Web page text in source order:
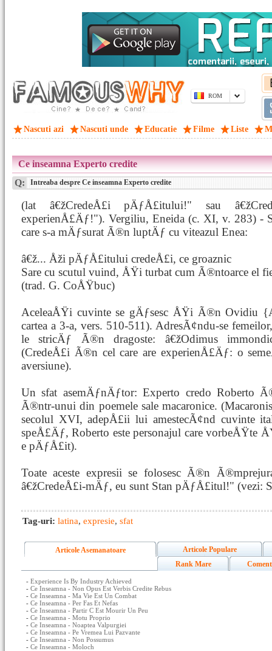
ROM
Nascuti azi Nascuti unde Educatie Filme Liste
Ce inseamna Experto credite
Q: Intreaba despre Ce inseamna Experto credite
(lat â€žCredeÅ£i pÄƒÅ£itului!" sau
experienÅ£Äƒ!"). Vergiliu, Eneida (c. XI, v. 283) -
care s-a mÄƒsurat Ã®n luptÄƒ cu viteazul Enea:
â€ž... Åži pÄƒÅ£itului credeÅ£i, ce groaznic
Sare cu scutul vuind, ÅŸi turbat cum Ã®ntoarce el
(trad. G. CoÅŸbuc)
AceleaÅŸi cuvinte se gÄƒsesc ÅŸi Ã®n Ovidiu
cartea a 3-a, vers. 510-511). AdresÃ¢ndu-se
le stricÄƒ Ã®n dragoste: â€žOdimus
(CredeÅ£i Ã®n cel care are experienÅ£Äƒ: o
aversiune).
Un sfat asemÄƒnÄƒtor: Experto credo Roberto
Ã®ntr-unui din poemele sale macaronice.
secolul XVI, adepÅ£ii lui amestecÃ¢nd cuvinte
speÅ£Äƒ, Roberto este personajul care vorbeÅŸte
e pÄƒÅ£it).
Toate aceste expresii se folosesc Ã®n
â€žCredeÅ£i-mÄƒ, eu sunt Stan pÄƒÅ£itul!" (vezi:
Tag-uri: latina, expresie, sfat
Articole Asemanatoare
Articole Populare
Rank Mare
- Experience Is By Industry Achieved
- Ce Inseamna - Non Opus Est Verbis Credite Rebus
- Ce Inseamna - Ma Vie Est Un Combat
- Ce Inseamna - Per Fas Et Nefas
- Ce Inseamna - Partir C Est Mourir Un Peu
- Ce Inseamna - Motu Proprio
- Ce Inseamna - Noaptea Valpurgiei
- Ce Inseamna - Pe Vremea Lui Pazvante
- Ce Inseamna - Non Possumus
- Ce Inseamna - Moloch